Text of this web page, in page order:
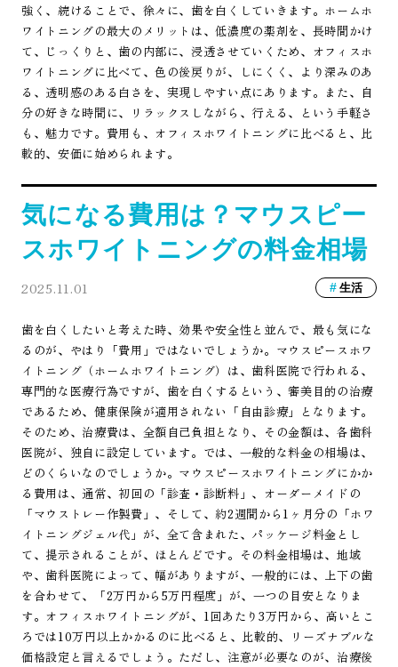
強く、続けることで、徐々に、歯を白くしていきます。ホームホ
ワイトニングの最大のメリットは、低濃度の薬剤を、長時間かけ
て、じっくりと、歯の内部に、浸透させていくため、オフィスホ
ワイトニングに比べて、色の後戻りが、しにくく、より深みのあ
る、透明感のある白さを、実現しやすい点にあります。また、自
分の好きな時間に、リラックスしながら、行える、という手軽さ
も、魅力です。費用も、オフィスホワイトニングに比べると、比
較的、安価に始められます。
気になる費用は？マウスピー
スホワイトニングの料金相場
2025.11.01 生活
歯を白くしたいと考えた時、効果や安全性と並んで、最も気にな
るのが、やはり「費用」ではないでしょうか。マウスピースホワ
イトニング（ホームホワイトニング）は、歯科医院で行われる、
専門的な医療行為ですが、歯を白くするという、審美目的の治療
であるため、健康保険が適用されない「自由診療」となります。
そのため、治療費は、全額自己負担となり、その金額は、各歯科
医院が、独自に設定しています。では、一般的な料金の相場は、
どのくらいなのでしょうか。マウスピースホワイトニングにかか
る費用は、通常、初回の「診査・診断料」、オーダーメイドの
「マウストレー作製費」、そして、約2週間から1ヶ月分の「ホワ
イトニングジェル代」が、全て含まれた、パッケージ料金とし
て、提示されることが、ほとんどです。その料金相場は、地域
や、歯科医院によって、幅がありますが、一般的には、上下の歯
を合わせて、「2万円から5万円程度」が、一つの目安となりま
す。オフィスホワイトニングが、1回あたり3万円から、高いとこ
ろでは10万円以上かかるのに比べると、比較的、リーズナブルな
価格設定と言えるでしょう。ただし、注意が必要なのが、治療後